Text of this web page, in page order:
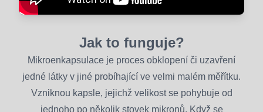
Jak to funguje?
Mikroenkapsulace je proces obklopení či uzavření
jedné látky v jiné probíhající ve velmi malém měřítku.
Vzniknou kapsle, jejichž velikost se pohybuje od
jednoho po několik stovek mikronů. Když se